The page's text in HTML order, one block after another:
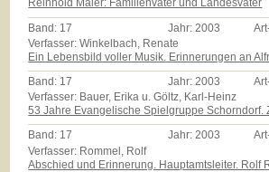
Reinhold Maier: Familienvater und Landesvater
Band: 17 Jahr: 2003
Verfasser: Winkelbach, Renate
Ein Lebensbild voller Musik. Erinnerungen an
Band: 17 Jahr:2003
Verfasser: Bauer, Erika u. Göltz, Karl-Heinz
53 Jahre Evangelische Spielgruppe Schorndorf.
Band: 17 Jahr:2003
Verfasser: Rommel, Rolf
Abschied und Erinnerung. Hauptamtsleiter. Rolf